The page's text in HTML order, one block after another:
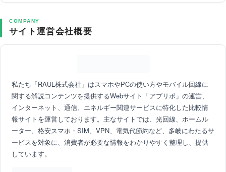
COMPANY
サイト運営会社概要
私たち「RAUL株式会社」はスマホやPCの使い方やモバイル回線に
関する解説コンテンツを提供するWebサイト「アプリポ」の運営、
インターネット、通信、エネルギー関連サービスに特化した比較情
報サイトを運営しております。主なサイトでは、光回線、ホームル
ーター、格安スマホ・SIM、VPN、電気代節約など、多岐にわたるサ
ービスを対象に、消費者が必要な情報をわかりやすく整理し、提供
しています。